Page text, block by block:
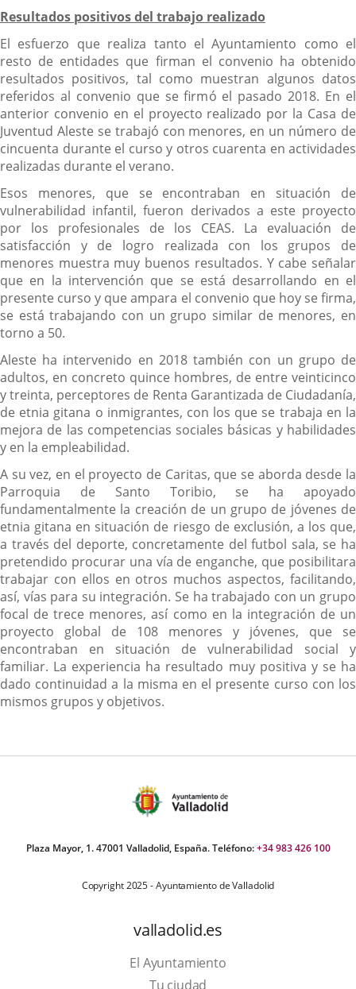
Resultados positivos del trabajo realizado
El esfuerzo que realiza tanto el Ayuntamiento como el
resto de entidades que firman el convenio ha obtenido
resultados positivos, tal como muestran algunos datos
referidos al convenio que se firmó el pasado 2018. En el
anterior convenio en el proyecto realizado por la Casa de
Juventud Aleste se trabajó con menores, en un número de
cincuenta durante el curso y otros cuarenta en actividades
realizadas durante el verano.
Esos menores, que se encontraban en situación de
vulnerabilidad infantil, fueron derivados a este proyecto
por los profesionales de los CEAS. La evaluación de
satisfacción y de logro realizada con los grupos de
menores muestra muy buenos resultados. Y cabe señalar
que en la intervención que se está desarrollando en el
presente curso y que ampara el convenio que hoy se firma,
se está trabajando con un grupo similar de menores, en
torno a 50.
Aleste ha intervenido en 2018 también con un grupo de
adultos, en concreto quince hombres, de entre veinticinco
y treinta, perceptores de Renta Garantizada de Ciudadanía,
de etnia gitana o inmigrantes, con los que se trabaja en la
mejora de las competencias sociales básicas y habilidades
y en la empleabilidad.
A su vez, en el proyecto de Caritas, que se aborda desde la
Parroquia de Santo Toribio, se ha apoyado
fundamentalmente la creación de un grupo de jóvenes de
etnia gitana en situación de riesgo de exclusión, a los que,
a través del deporte, concretamente del futbol sala, se ha
pretendido procurar una vía de enganche, que posibilitara
trabajar con ellos en otros muchos aspectos, facilitando,
así, vías para su integración. Se ha trabajado con un grupo
focal de trece menores, así como en la integración de un
proyecto global de 108 menores y jóvenes, que se
encontraban en situación de vulnerabilidad social y
familiar. La experiencia ha resultado muy positiva y se ha
dado continuidad a la misma en el presente curso con los
mismos grupos y objetivos.
Plaza Mayor, 1. 47001 Valladolid, España. Teléfono:+34 983 426 100
Copyright 2025 - Ayuntamiento de Valladolid
valladolid.es
El Ayuntamiento
Tu ciudad